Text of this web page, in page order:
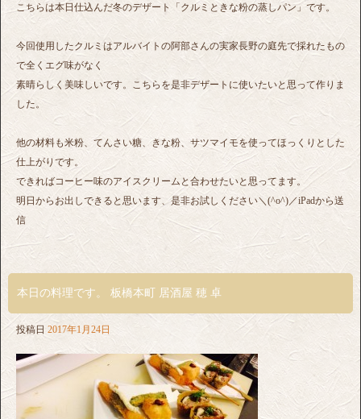
こちらは本日仕込んだ冬のデザート「クルミときな粉の蒸しパン」です。
今回使用したクルミはアルバイトの阿部さんの実家長野の庭先で採れたもの
で全くエグ味がなく
素晴らしく美味しいです。こちらを是非デザートに使いたいと思って作りま
した。
他の材料も米粉、てんさい糖、きな粉、サツマイモを使ってほっくりとした
仕上がりです。
できればコーヒー味のアイスクリームと合わせたいと思ってます。
明日からお出しできると思います、是非お試しください＼(^o^)／iPadから送
信
本日の料理です。 板橋本町 居酒屋 穂 卓
投稿日 2017年1月24日